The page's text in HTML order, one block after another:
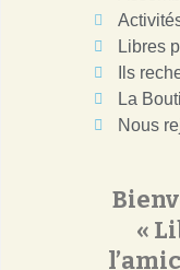
Libres
Ils
La
Nous
«